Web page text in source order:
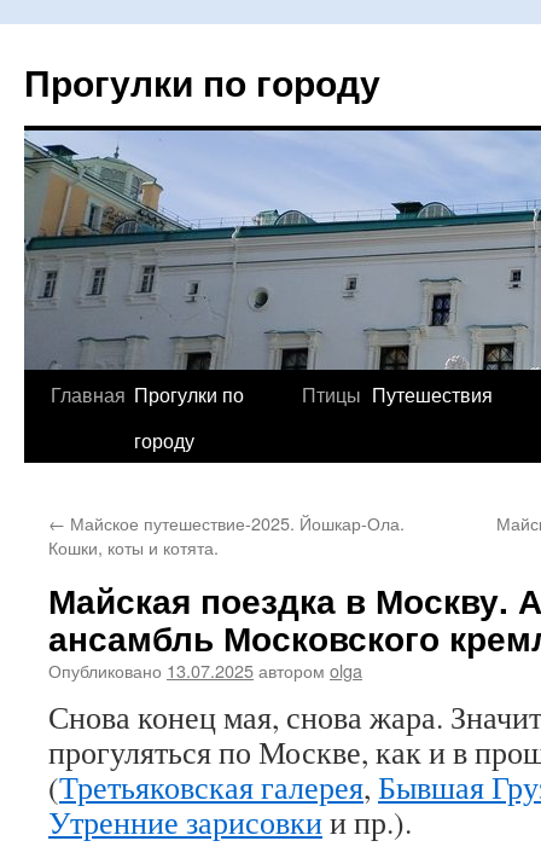
Прогулки по городу
Перейти
Главная Прогулки по
городу
Птицы Путешествия
← Майское путешествие-2025. Йошкар-Ола.
Кошки, коты и котята.
Майская поездка в Москву.
ансамбль Московского
Опубликовано 13.07.2025автором olga
Снова конец мая, снова жара.
прогуляться по Москве, как и в
(Третьяковская галерея, Бывшая
Утренние зарисовкии пр.).